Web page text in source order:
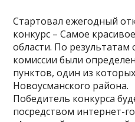
Стартовал ежегодный
конкурс – Самое
области. По результатам
комиссии были
пунктов, один из
Новоусманского района.
Победитель конкурса
посредством интернет-